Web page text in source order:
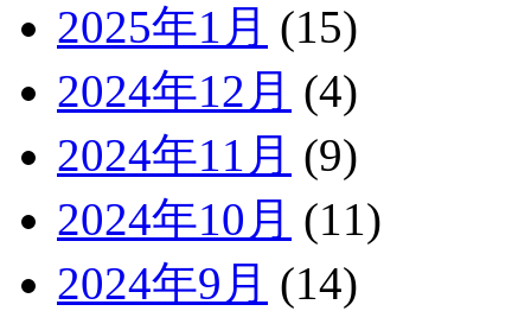
2025年1月 (15)
2024年12月 (4)
2024年11月 (9)
2024年10月 (11)
2024年9月 (14)